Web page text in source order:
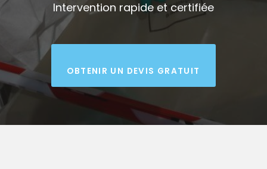
Intervention rapide et certifiée
OBTENIR UN DEVIS GRATUIT